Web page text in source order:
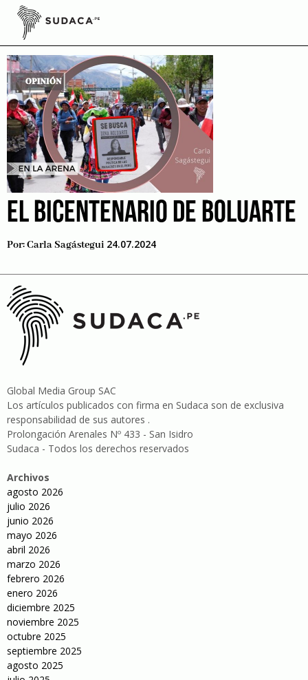
Skip
contentdictadura de dina
EL BICENTENARIO DE BOLUARTE
Por:Carla Sagástegui 24.07.2024
Global Media Group SAC
Los artículos publicados con firma en Sudaca son de exclusiva
responsabilidad de sus autores .
Prolongación Arenales Nº 433 - San Isidro
Sudaca - Todos los derechos reservados
Archivos
agosto 2026
julio 2026
junio 2026
mayo 2026
abril 2026
marzo 2026
febrero 2026
enero 2026
diciembre 2025
noviembre 2025
octubre 2025
septiembre 2025
agosto 2025